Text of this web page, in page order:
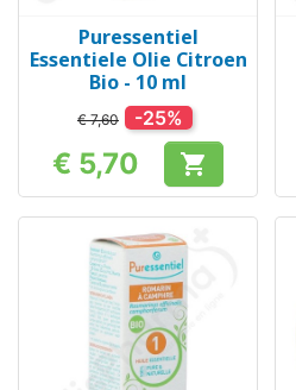
Puressentiel
Essentiele Olie Citroen
Bio - 10 ml
€ 7,60 -25%
Prijs
€ 5,70 